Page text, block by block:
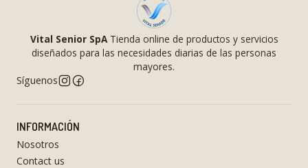
Vital Senior SpATienda online de productos y servicios
diseñados para las necesidades diarias de las personas
mayores.
Síguenos
INFORMACIÓN
Nosotros
Contact us